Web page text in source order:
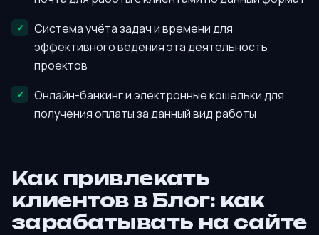
Система учёта задач и времени для
эффективного ведения эта деятельность
проектов
Онлайн-банкинг и электронные кошельки для
получения оплаты за данный вид работы
Как привлекать
клиентов в Блог: как
зарабатывать на сайте